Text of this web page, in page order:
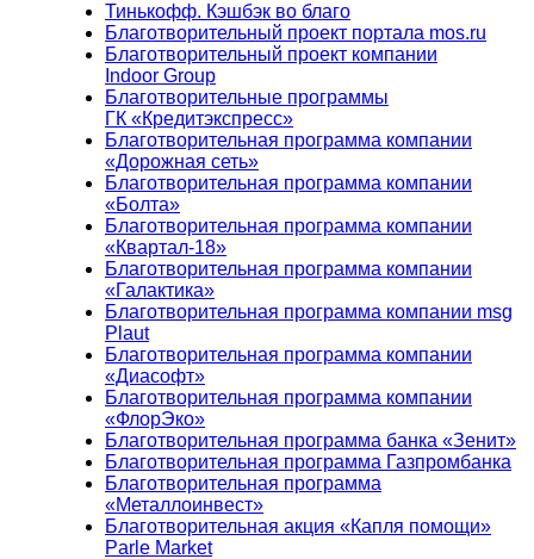
Тинькофф. Кэшбэк во благо
Благотворительный проект портала mos.ru
Благотворительный проект компании
Indoor Group
Благотворительные программы
ГК «Кредитэкспресс»
Благотворительная программа компании
«Дорожная сеть»
Благотворительная программа компании
«Болта»
Благотворительная программа компании
«Квартал-18»
Благотворительная программа компании
«Галактика»
Благотворительная программа компании msg
Plaut
Благотворительная программа компании
«Диасофт»
Благотворительная программа компании
«ФлорЭко»
Благотворительная программа банка «Зенит»
Благотворительная программа Газпромбанка
Благотворительная программа
«Металлоинвест»
Благотворительная акция «Капля помощи»
Parle Market